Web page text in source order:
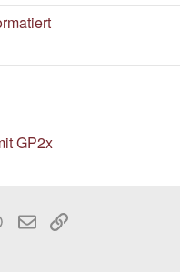
GP2x
WhatsApp
EmailLink